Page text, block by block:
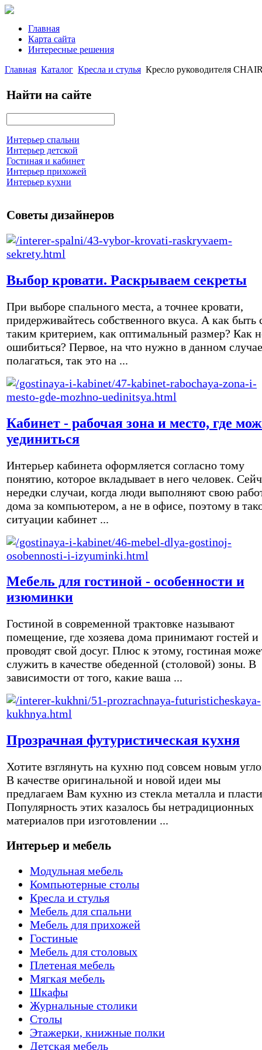
Главная
Карта сайта
Интересные решения
Главная Каталог Кресла и стулья Кресло руководителя
Найти на сайте
Интерьер спальни
Интерьер детской
Гостиная и кабинет
Интерьер прихожей
Интерьер кухни
Советы дизайнеров
Выбор кровати. Раскрываем секреты
При выборе спального места, а точнее кровати,
придерживайтесь собственного вкуса. А как быть
таким критерием, как оптимальный размер? Как
ошибиться? Первое, на что нужно в данном случае
полагаться, так это на ...
Кабинет - рабочая зона и место, где
уединиться
Интерьер кабинета оформляется согласно тому
понятию, которое вкладывает в него человек.
нередки случаи, когда люди выполняют свою
дома за компьютером, а не в офисе, поэтому в
ситуации кабинет ...
Мебель для гостиной - особенности и
изюминки
Гостиной в современной трактовке называют
помещение, где хозяева дома принимают гостей и
проводят свой досуг. Плюс к этому, гостиная
служить в качестве обеденной (столовой) зоны. В
зависимости от того, какие ваша ...
Прозрачная футуристическая кухня
Хотите взглянуть на кухню под совсем новым
В качестве оригинальной и новой идеи мы
предлагаем Вам кухню из стекла металла и
Популярность этих казалось бы нетрадиционных
материалов при изготовлении ...
Интерьер и мебель
Модульная мебель
Компьютерные столы
Кресла и стулья
Мебель для спальни
Мебель для прихожей
Гостиные
Мебель для столовых
Плетеная мебель
Мягкая мебель
Шкафы
Журнальные столики
Столы
Этажерки, книжные полки
Детская мебель